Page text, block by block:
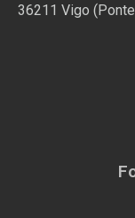
36211 Vigo